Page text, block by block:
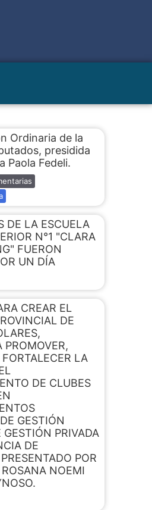
Ordinaria de la
presidida
Paola Fedeli.
DE LA ESCUELA
N°1 "CLARA
FUERON
UN DÍA
CREAR EL
DE
PROMOVER,
LA
DE CLUBES
GESTIÓN
GESTIÓN PRIVADA
DE
POR
NOEMI